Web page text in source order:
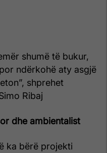
shumë të bukur,
ndërkohë aty asgjë
shprehet
Ribaj
dhe ambientalist
ka bërë projekti